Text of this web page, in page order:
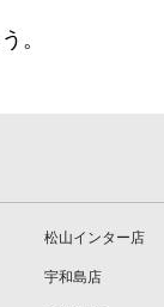
。
松山インター店
宇和島店